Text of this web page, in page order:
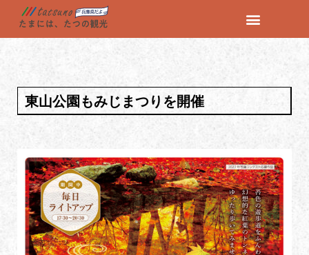
コ
ン
へ
東山公園もみじまつりを開催